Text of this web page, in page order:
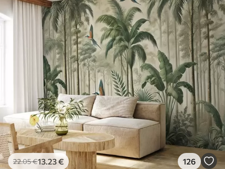
22.05€13 .23€ 126